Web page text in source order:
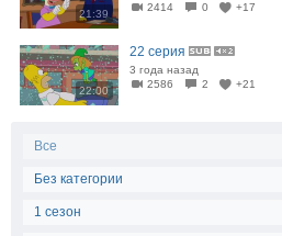
21:39
2414
0 +17
22:00
22 серия
3 года назад
2586
2 +21
Все
Без категории
1 сезон